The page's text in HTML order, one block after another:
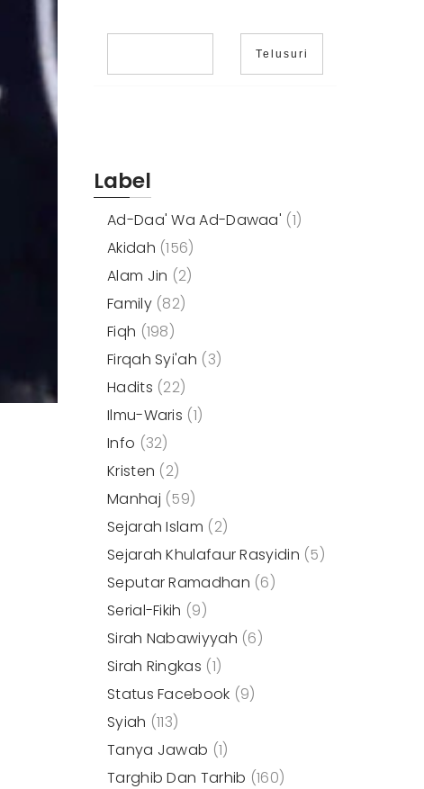
Label
Ad-Daa' Wa Ad-Dawaa' (1)
Akidah (156)
Alam Jin (2)
Family (82)
Fiqh (198)
Firqah Syi'ah (3)
Hadits (22)
Ilmu-Waris (1)
Info (32)
Kristen (2)
Manhaj (59)
Sejarah Islam (2)
Sejarah Khulafaur Rasyidin (5)
Seputar Ramadhan (6)
Serial-Fikih (9)
Sirah Nabawiyyah (6)
Sirah Ringkas (1)
Status Facebook (9)
Syiah (113)
Tanya Jawab (1)
Targhib Dan Tarhib (160)